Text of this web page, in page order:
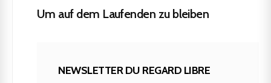
Um auf dem Laufenden zu bleiben
NEWSLETTER DU REGARD LIBRE